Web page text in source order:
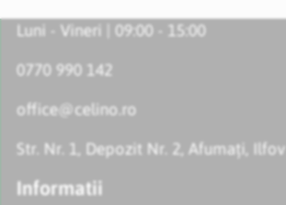
Luni - Vineri | 09:00 - 15:00
0770 990 142
office@celino.ro
Str. Nr. 1, Depozit Nr. 2, Afumați, Ilfov
Informatii